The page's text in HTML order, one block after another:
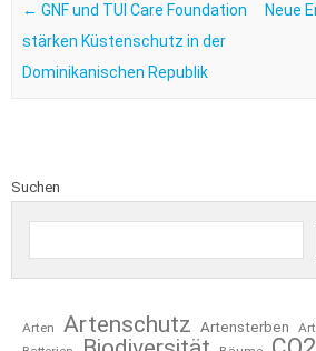
← GNF und TUI Care Foundation
stärken Küstenschutz in der
Dominikanischen Republik
Neue
Suchen
Arten Artenschutz Artensterben